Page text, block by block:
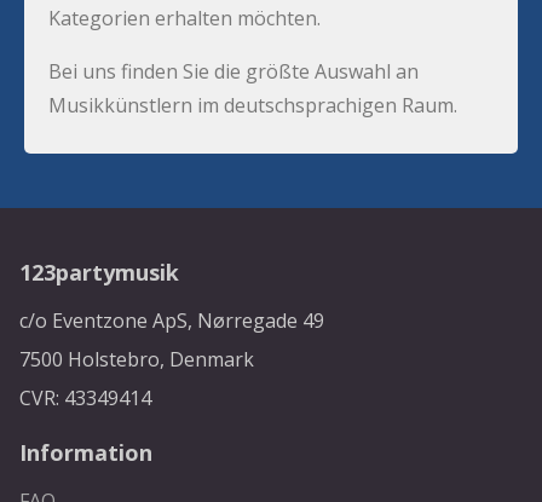
Kategorien erhalten möchten.
Bei uns finden Sie die größte Auswahl an
Musikkünstlern im deutschsprachigen Raum.
123partymusik
c/o Eventzone ApS, Nørregade 49
7500 Holstebro, Denmark
CVR: 43349414
Information